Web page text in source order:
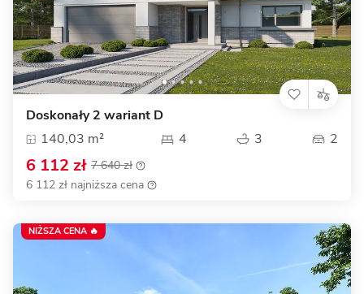
Doskonały 2 wariant D
140,03 m²
4 3 2
6 112 zł 7 640 zł
6 112 zł najniższa cena
NIŻSZA CENA 🔥